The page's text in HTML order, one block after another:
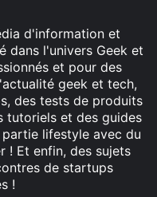
d'information et
dans l'univers Geek et
et pour des
geek et tech,
des tests de produits
tutoriels et des guides
lifestyle avec du
! Et enfin, des sujets
de startups
!